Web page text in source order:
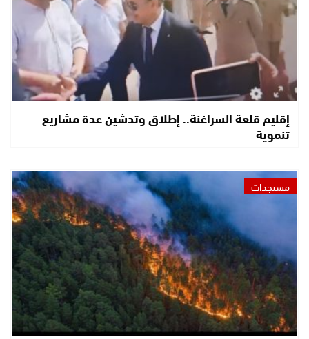
إقليم قلعة السراغنة.. إطلاق وتدشين عدة مشاريع
تنموية
مستجدات